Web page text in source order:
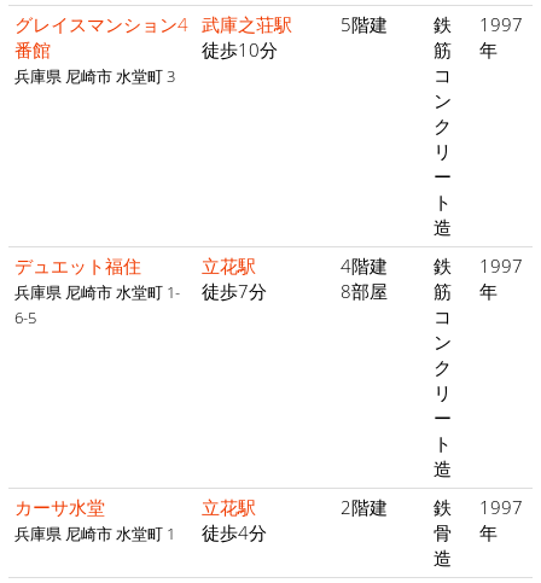
グレイスマンション4
番館
兵庫県 尼崎市 水堂町 3
武庫之荘駅
徒歩10分
5階建
鉄
筋
コ
ン
ク
リ
ー
ト
造
1997
年
デュエット福住
兵庫県 尼崎市 水堂町 1-
6-5
立花駅
徒歩7分
4階建
8部屋
鉄
筋
コ
ン
ク
リ
ー
ト
造
1997
年
カーサ水堂
兵庫県 尼崎市 水堂町 1
立花駅
徒歩4分
2階建
鉄
骨
造
1997
年